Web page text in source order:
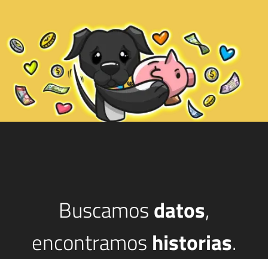
Buscamosdatos,
encontramos historias.